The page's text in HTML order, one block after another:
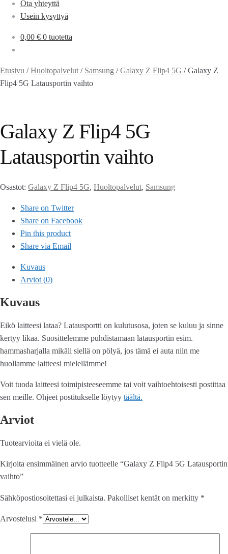
Ota yhteyttä
Usein kysyttyä
0,00 € 0 tuotetta
Etusivu /Huoltopalvelut / Samsung /Galaxy Z Flip4 5G /Galaxy Z
Flip4 5G Latausportin vaihto
Galaxy Z Flip4 5G
Latausportin vaihto
Osastot: Galaxy Z Flip4 5G, Huoltopalvelut, Samsung
Share on Twitter
Share on Facebook
Pin this product
Share via Email
Kuvaus
Arviot (0)
Kuvaus
Eikö laitteesi lataa? Latausportti on kulutusosa, joten se kuluu ja sinne
kertyy likaa. Suosittelemme puhdistamaan latausportin esim.
hammasharjalla mikäli siellä on pölyä, jos tämä ei auta niin me
huollamme laitteesi mielellämme!
Voit tuoda laitteesi toimipisteeseemme tai voit vaihtoehtoisesti postittaa
sen meille. Ohjeet postitukselle löytyy täältä.
Arviot
Tuotearvioita ei vielä ole.
Kirjoita ensimmäinen arvio tuotteelle “Galaxy Z Flip4 5G Latausportin
vaihto”
Sähköpostiosoitettasi ei julkaista. Pakolliset kentät on merkitty *
Arvostelusi *